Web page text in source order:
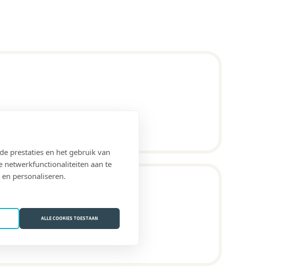
prestaties en het gebruik van
netwerkfunctionaliteiten aan te
personaliseren.
ALLE COOKIES TOESTAAN